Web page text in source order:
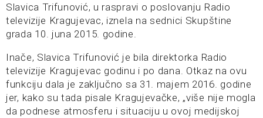
Slavica Trifunović, u raspravi o poslovanju Radio
televizije Kragujevac, iznela na sednici Skupštine
grada 10. juna 2015. godine.
Inače, Slavica Trifunović je bila direktorka Radio
televizije Kragujevac godinu i po dana. Otkaz na ovu
funkciju dala je zaključno sa 31. majem 2016. godine
jer, kako su tada pisale Kragujevačke, „više nije mogla
da podnese atmosferu i situaciju u ovoj medijskoj